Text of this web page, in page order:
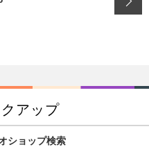
アップ
ショップ検索